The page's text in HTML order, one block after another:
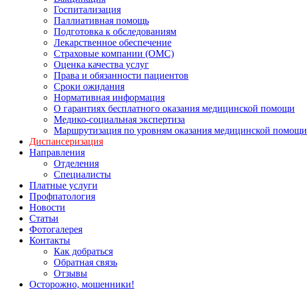
Госпитализация
Паллиативная помощь
Подготовка к обследованиям
Лекарственное обеспечение
Страховые компании (ОМС)
Оценка качества услуг
Права и обязанности пациентов
Сроки ожидания
Нормативная информация
О гарантиях бесплатного оказания медицинской помощи
Медико-социальная экспертиза
Маршрутизация по уровням оказания медицинской помощи
Диспансеризация
Направления
Отделения
Специалисты
Платные услуги
Профпатология
Новости
Статьи
Фотогалерея
Контакты
Как добраться
Обратная связь
Отзывы
Осторожно, мошенники!